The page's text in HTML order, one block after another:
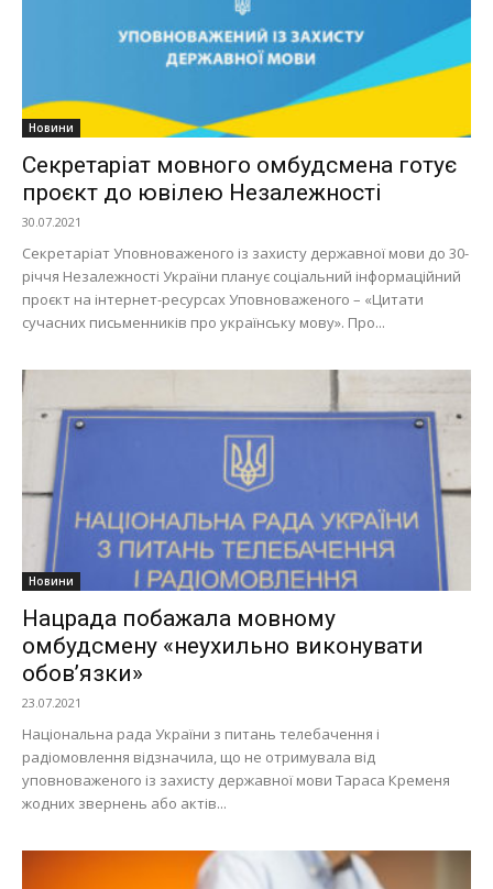
Новини
Секретаріат мовного омбудсмена готує
проєкт до ювілею Незалежності
30.07.2021
Секретаріат Уповноваженого із захисту державної мови до 30-
річчя Незалежності України планує соціальний інформаційний
проєкт на інтернет-ресурсах Уповноваженого – «Цитати
сучасних письменників про українську мову». Про...
Новини
Нацрада побажала мовному
омбудсмену «неухильно виконувати
обов’язки»
23.07.2021
Національна рада України з питань телебачення і
радіомовлення відзначила, що не отримувала від
уповноваженого із захисту державної мови Тараса Кременя
жодних звернень або актів...